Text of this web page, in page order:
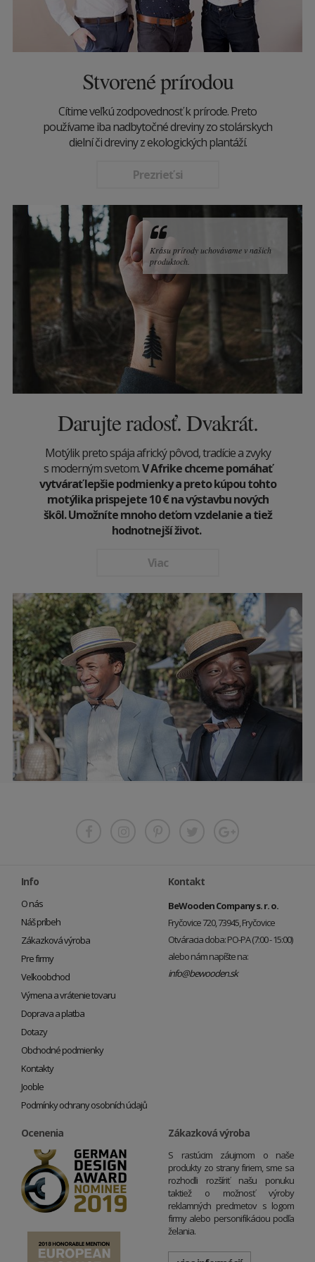
Stvorené prírodou
Cítime veľkú zodpovednosť k prírode. Preto
používame iba nadbytočné dreviny zo stolárskych
dielní či dreviny z ekologických plantáží.
Prezrieť si
Krásu prírody uchovávame v našich
produktoch.
Darujte radosť. Dvakrát.
Motýlik preto spája africký pôvod, tradície a zvyky
s moderným svetom.V Afrike chceme pomáhať
vytvárať lepšie podmienky a preto kúpou tohto
motýlika prispejete 10€na výstavbu nových
škôl. Umožníte mnoho deťom vzdelanie a tiež
hodnotnejší život.
Viac
Info
O nás
Náš príbeh
Zákazková výroba
Pre firmy
Veľkoobchod
Výmena a vrátenie tovaru
Doprava a platba
Dotazy
Obchodné podmienky
Kontakty
Jooble
Podmínky ochrany osobních údajů
Kontakt
BeWooden Company s. r. o.
Fryčovice 720, 73945, Fryčovice
Otváracia doba: PO-PA (7:00 - 15:00)
alebo nám napíšte na:
info@bewooden.sk
Ocenenia Zákazková výroba
S rastúcim záujmom o naše
produkty zo strany firiem, sme sa
rozhodli rozšíriť našu ponuku
taktiež o možnosť výroby
reklamných predmetov s logom
firmy alebo personifikáciou podľa
želania.